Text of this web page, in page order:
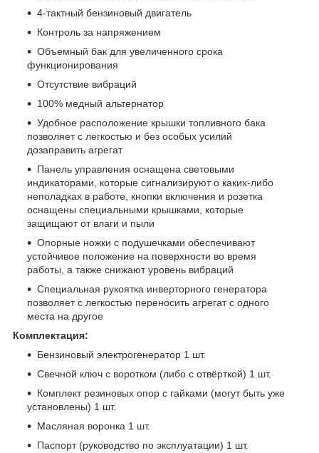
4-тактный бензиновый двигатель
Контроль за напряжением
Объемный бак для увеличенного срока
функционирования
Отсутствие вибраций
100% медный альтернатор
Удобное расположение крышки топливного бака
позволяет с легкостью и без особых усилий
дозаправить агрегат
Панель управления оснащена световыми
индикаторами, которые сигнализируют о каких-либо
неполадках в работе, кнопки включения и розетка
оснащены специальными крышками, которые
защищают от влаги и пыли
Опорные ножки с подушечками обеспечивают
устойчивое положение на поверхности во время
работы, а также снижают уровень вибраций
Специальная рукоятка инверторного генератора
позволяет с легкостью переносить агрегат с одного
места на другое
Комплектация:
Бензиновый электрогенератор 1 шт.
Свечной ключ с воротком (либо с отвёрткой) 1 шт.
Комплект резиновых опор с гайками (могут быть уже
установлены) 1 шт.
Масляная воронка 1 шт.
Паспорт (руководство по эксплуатации) 1 шт.